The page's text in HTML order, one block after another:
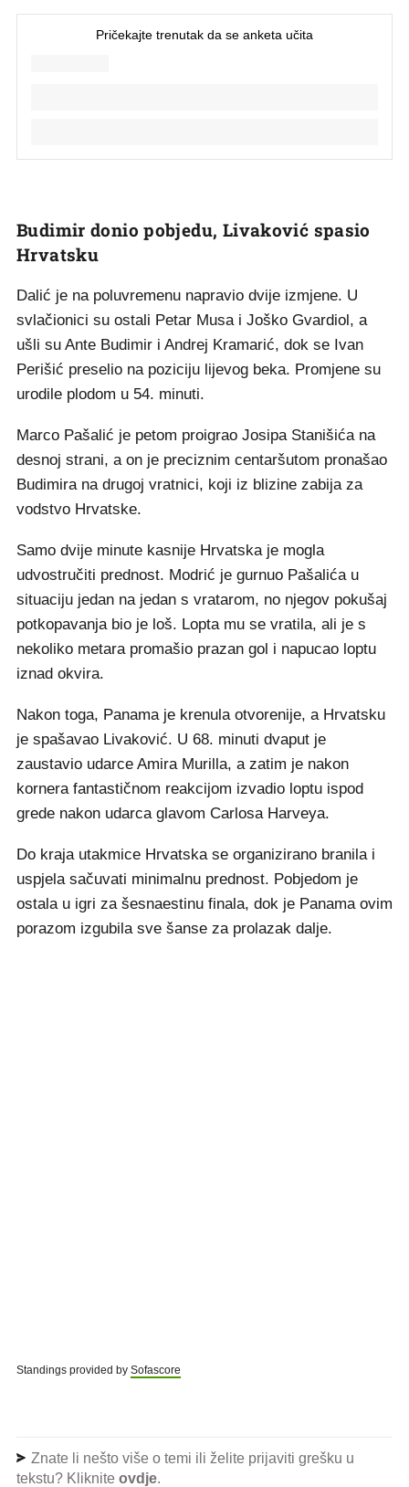
Budimir donio pobjedu, Livaković spasio
Hrvatsku
Dalić je na poluvremenu napravio dvije izmjene. U
svlačionici su ostali Petar Musa i Joško Gvardiol, a
ušli su Ante Budimir i Andrej Kramarić, dok se Ivan
Perišić preselio na poziciju lijevog beka. Promjene su
urodile plodom u 54. minuti.
Marco Pašalić je petom proigrao Josipa Stanišića na
desnoj strani, a on je preciznim centaršutom pronašao
Budimira na drugoj vratnici, koji iz blizine zabija za
vodstvo Hrvatske.
Samo dvije minute kasnije Hrvatska je mogla
udvostručiti prednost. Modrić je gurnuo Pašalića u
situaciju jedan na jedan s vratarom, no njegov pokušaj
potkopavanja bio je loš. Lopta mu se vratila, ali je s
nekoliko metara promašio prazan gol i napucao loptu
iznad okvira.
Nakon toga, Panama je krenula otvorenije, a Hrvatsku
je spašavao Livaković. U 68. minuti dvaput je
zaustavio udarce Amira Murilla, a zatim je nakon
kornera fantastičnom reakcijom izvadio loptu ispod
grede nakon udarca glavom Carlosa Harveya.
Do kraja utakmice Hrvatska se organizirano branila i
uspjela sačuvati minimalnu prednost. Pobjedom je
ostala u igri za šesnaestinu finala, dok je Panama ovim
porazom izgubila sve šanse za prolazak dalje.
Standings provided by Sofascore
Znate li nešto više o temi ili želite prijaviti grešku u
tekstu? Kliknite ovdje.